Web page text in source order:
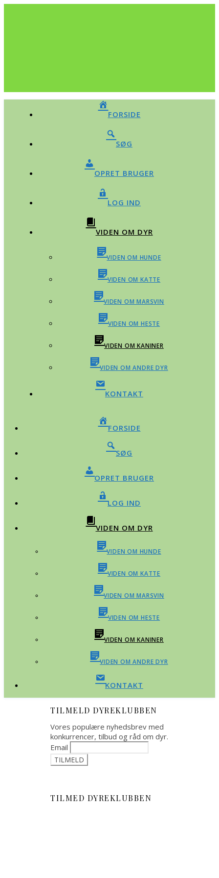
FORSIDE
SØG
OPRET BRUGER
LOG IND
VIDEN OM DYR
VIDEN OM HUNDE
VIDEN OM KATTE
VIDEN OM MARSVIN
VIDEN OM HESTE
VIDEN OM KANINER
VIDEN OM ANDRE DYR
KONTAKT
FORSIDE
SØG
OPRET BRUGER
LOG IND
VIDEN OM DYR
VIDEN OM HUNDE
VIDEN OM KATTE
VIDEN OM MARSVIN
VIDEN OM HESTE
VIDEN OM KANINER
VIDEN OM ANDRE DYR
KONTAKT
TILMELD DYREKLUBBEN
Vores populære nyhedsbrev med
konkurrencer, tilbud og råd om dyr.
Email
TILMED DYREKLUBBEN